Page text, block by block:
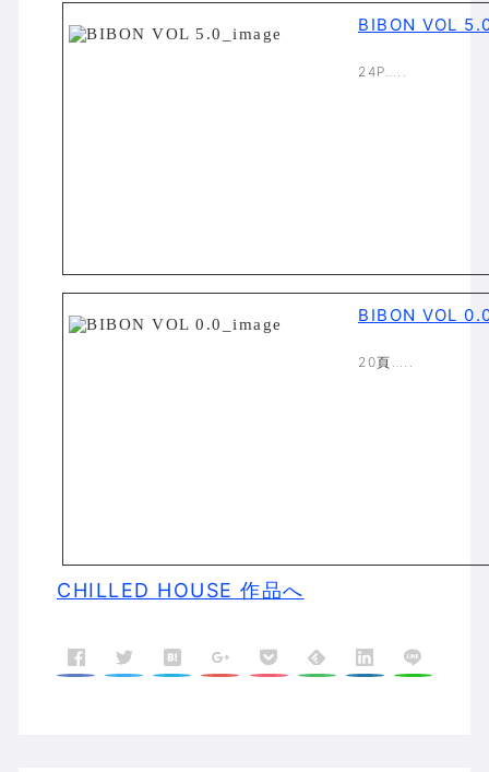
BIBON VOL
24P…..
BIBON VOL
20頁…..
CHILLED HOUSE 作品へ